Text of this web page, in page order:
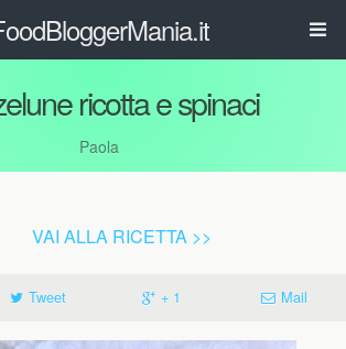
ricotta e spinaci
Paola
VAI ALLA RICETTA >>
Tweet + 1 Mail